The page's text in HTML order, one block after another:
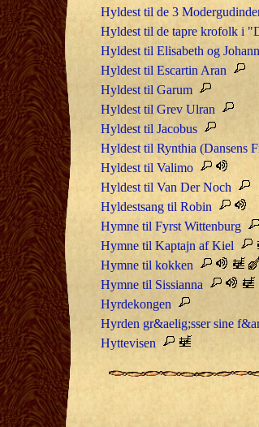
Hyldest til de 3
Hyldest til de tapre krofolk i
Hyldest til Elisabeth og
Hyldest til Escartin Aran
Hyldest til Garum
Hyldest til Grev Ulran
Hyldest til Jacobus
Hyldest til Rynthia (Dansens
Hyldest til Valimo
Hyldest til Van Der Noch
Hyldestsang til Robin
Hymne til Fyrst Wittenburg
Hymne til Kaptajn af Kiel
Hymne til kokken
Hymne til Sissianna
Hyrdekongen
Hyrden gr&aelig;sser sine
Hyttevisen